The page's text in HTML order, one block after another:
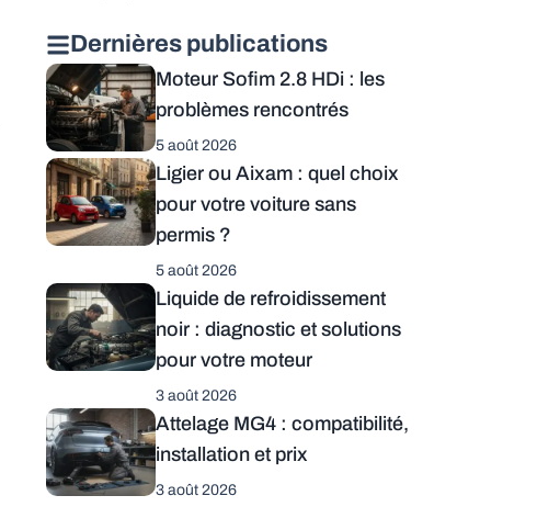
Dernières publications
Moteur Sofim 2.8 HDi : les
problèmes rencontrés
5 août 2026
Ligier ou Aixam : quel choix
pour votre voiture sans
permis ?
5 août 2026
Liquide de refroidissement
noir : diagnostic et solutions
pour votre moteur
3 août 2026
Attelage MG4 : compatibilité,
installation et prix
3 août 2026